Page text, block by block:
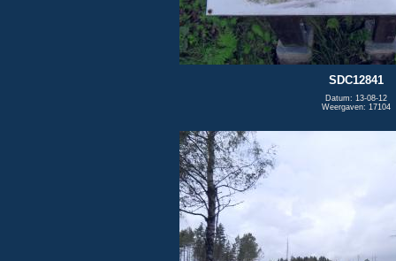
SDC12841
Datum: 13-08-12
Weergaven: 17104